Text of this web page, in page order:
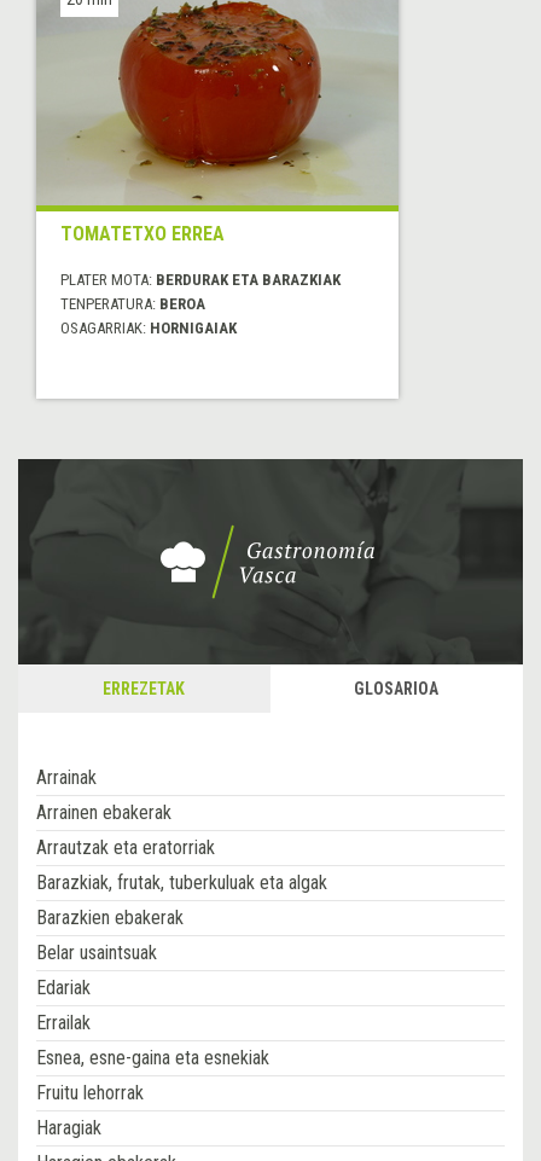
TOMATETXO ERREA
PLATER MOTA: BERDURAK ETA BARAZKIAK
TENPERATURA: BEROA
OSAGARRIAK: HORNIGAIAK
ERREZETAK GLOSARIOA
Arrainak
Arrainen ebakerak
Arrautzak eta eratorriak
Barazkiak, frutak, tuberkuluak eta algak
Barazkien ebakerak
Belar usaintsuak
Edariak
Errailak
Esnea, esne-gaina eta esnekiak
Fruitu lehorrak
Haragiak